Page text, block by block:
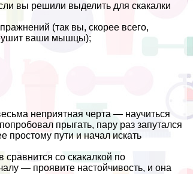
вы решили выделить для скакалки
(так вы, скорее всего,
ваши мышцы);
неприятная черта — научиться
прыгать, пару раз запутался
простому пути и начал искать
со скакалкой по
— проявите настойчивость, и она